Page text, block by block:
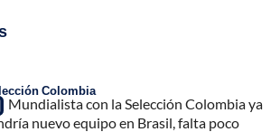
Colombia
Mundialista con la Selección Colombia ya
nuevo equipo en Brasil, falta poco